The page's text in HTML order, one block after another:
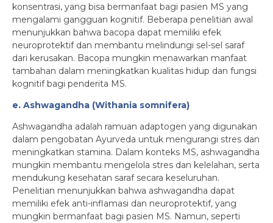
konsentrasi, yang bisa bermanfaat bagi pasien MS yang
mengalami gangguan kognitif. Beberapa penelitian awal
menunjukkan bahwa bacopa dapat memiliki efek
neuroprotektif dan membantu melindungi sel-sel saraf
dari kerusakan. Bacopa mungkin menawarkan manfaat
tambahan dalam meningkatkan kualitas hidup dan fungsi
kognitif bagi penderita MS.
e. Ashwagandha (Withania somnifera)
Ashwagandha adalah ramuan adaptogen yang digunakan
dalam pengobatan Ayurveda untuk mengurangi stres dan
meningkatkan stamina. Dalam konteks MS, ashwagandha
mungkin membantu mengelola stres dan kelelahan, serta
mendukung kesehatan saraf secara keseluruhan.
Penelitian menunjukkan bahwa ashwagandha dapat
memiliki efek anti-inflamasi dan neuroprotektif, yang
mungkin bermanfaat bagi pasien MS. Namun, seperti